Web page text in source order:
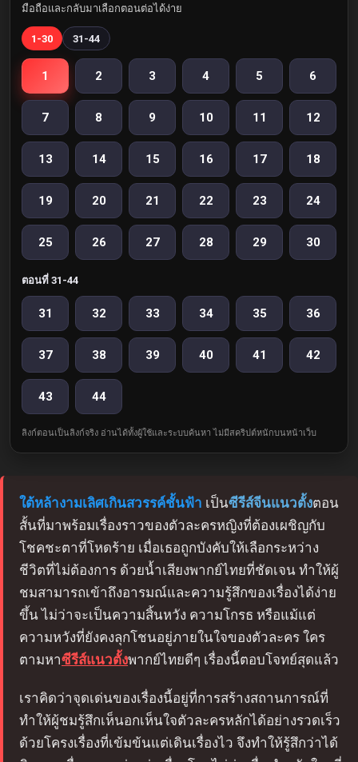
มือถือและกลับมาเลือกตอนต่อได้ง่าย
1-30 31-44
1 2 3 4 5 6
7 8 9 10 11 12
13 14 15 16 17 18
19 20 21 22 23 24
25 26 27 28 29 30
ตอนที่ 31-44
31 32 33 34 35 36
37 38 39 40 41 42
43 44
ลิงก์ตอนเป็นลิงก์จริง อ่านได้ทั้งผู้ใช้และระบบค้นหา ไม่มีสคริปต์หนักบนหน้าเว็บ
ใต้หล้างามเลิศเกินสวรรค์ชั้นฟ้า เป็นซีรีส์จีนแนวตั้งตอน
สั้นที่มาพร้อมเรื่องราวของตัวละครหญิงที่ต้องเผชิญกับ
โชคชะตาที่โหดร้าย เมื่อเธอถูกบังคับให้เลือกระหว่าง
ชีวิตที่ไม่ต้องการ ด้วยน้ำเสียงพากย์ไทยที่ชัดเจน ทำให้ผู้
ชมสามารถเข้าถึงอารมณ์และความรู้สึกของเรื่องได้ง่าย
ขึ้น ไม่ว่าจะเป็นความสิ้นหวัง ความโกรธ หรือแม้แต่
ความหวังที่ยังคงลุกโชนอยู่ภายในใจของตัวละคร ใคร
ตามหาซีรีส์แนวตั้งพากย์ไทยดีๆ เรื่องนี้ตอบโจทย์สุดแล้ว
เราคิดว่าจุดเด่นของเรื่องนี้อยู่ที่การสร้างสถานการณ์ที่
ทำให้ผู้ชมรู้สึกเห็นอกเห็นใจตัวละครหลักได้อย่างรวดเร็ว
ด้วยโครงเรื่องที่เข้มข้นแต่เดินเรื่องไว จึงทำให้รู้สึกว่าได้